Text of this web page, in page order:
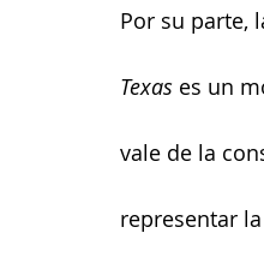
Por su parte,
Texas es un
vale de la
representar